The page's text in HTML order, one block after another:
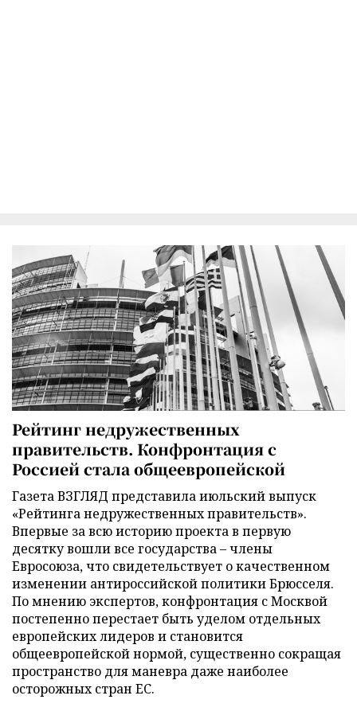
Рейтинг недружественных
правительств. Конфронтация с
Россией стала общеевропейской
Газета ВЗГЛЯД представила июльский выпуск
«Рейтинга недружественных правительств».
Впервые за всю историю проекта в первую
десятку вошли все государства – члены
Евросоюза, что свидетельствует о качественном
изменении антироссийской политики Брюсселя.
По мнению экспертов, конфронтация с Москвой
постепенно перестает быть уделом отдельных
европейских лидеров и становится
общеевропейской нормой, существенно сокращая
пространство для маневра даже наиболее
осторожных стран ЕС.